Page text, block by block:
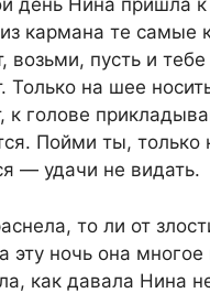
день Нина пришла
кармана те самые
возьми, пусть и тебе
Только на шее
к голове
Пойми ты, только
— удачи не видать.
то ли от
эту ночь она
как давала Нина